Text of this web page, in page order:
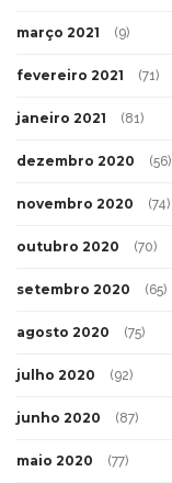
março 2021 (9)
fevereiro 2021 (71)
janeiro 2021 (81)
dezembro 2020 (56)
novembro 2020 (74)
outubro 2020 (70)
setembro 2020 (65)
agosto 2020 (75)
julho 2020 (92)
junho 2020 (87)
maio 2020 (77)